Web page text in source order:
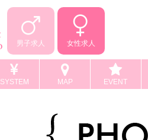
男子求人 女性求人
SYSTEM MAP EVENT